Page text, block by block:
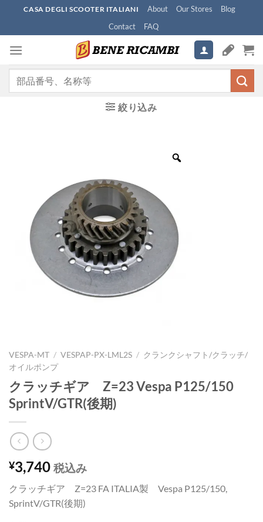
content
CASA DEGLI SCOOTER ITALIANI About Our Stores
Blog
Contact
FAQ
絞り込み
VESPA-MT / VESPAP-PX-LML2S / クランクシャフト/クラッチ/
オイルポンプ
クラッチギア Z=23 Vespa P125/150
SprintV/GTR(後期)
¥3,740 税込み
クラッチギア Z=23 FA ITALIA製 Vespa P125/150,
SprintV/GTR(後期)